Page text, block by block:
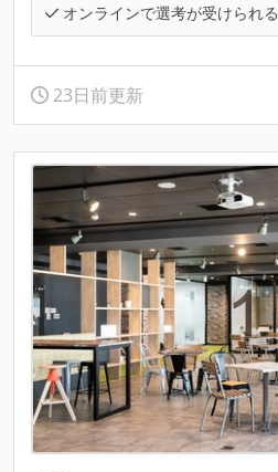
オンラインで選考が受けられる
23日前更新